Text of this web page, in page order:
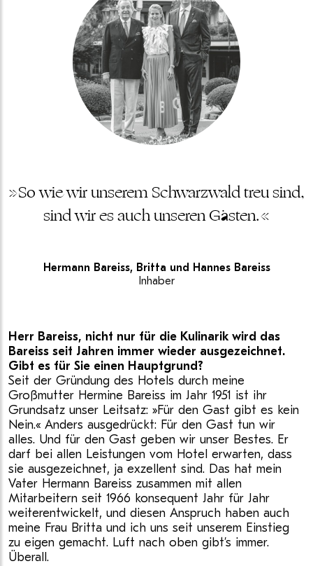
»So wie wir unserem Schwarzwald treu sind,
sind wir es auch unseren Gästen.«
Hermann Bareiss, Britta und Hannes Bareiss
Inhaber
Herr Bareiss, nicht nur für die Kulinarik wird das
Bareiss seit Jahren immer wieder ausgezeichnet.
Gibt es für Sie einen Hauptgrund?
Seit der Gründung des Hotels durch meine
Großmutter Hermine Bareiss im Jahr 1951 ist ihr
Grundsatz unser Leitsatz: »Für den Gast gibt es kein
Nein.« Anders ausgedrückt: Für den Gast tun wir
alles. Und für den Gast geben wir unser Bestes. Er
darf bei allen Leistungen vom Hotel erwarten, dass
sie ausgezeichnet, ja exzellent sind. Das hat mein
Vater Hermann Bareiss zusammen mit allen
Mitarbeitern seit 1966 konsequent Jahr für Jahr
weiterentwickelt, und diesen Anspruch haben auch
meine Frau Britta und ich uns seit unserem Einstieg
zu eigen gemacht. Luft nach oben gibt’s immer.
Überall.